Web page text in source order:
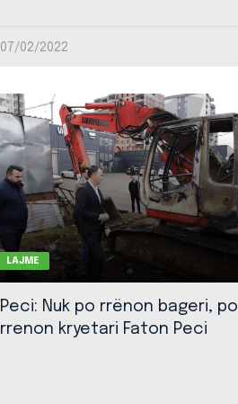
07/02/2022
LAJME
Peci: Nuk po rrënon bageri, po
rrenon kryetari Faton Peci